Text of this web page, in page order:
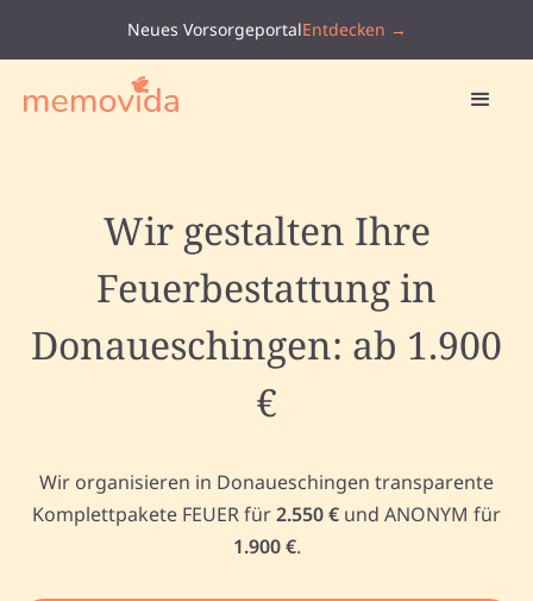
Neues VorsorgeportalEntdecken →
Wir gestalten Ihre
Feuerbestattung in
Donaueschingen: ab 1.900
€
Wir organisieren in Donaueschingen transparente
Komplettpakete FEUER für2.550 € und ANONYM für
1.900 €.